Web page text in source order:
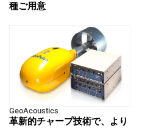
種ご用意
GeoAcoustics
革新的チャープ技術で、より